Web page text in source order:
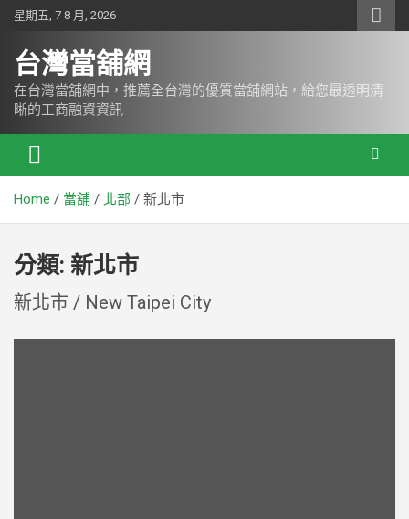
t
n
星期五, 7 8 月, 2026
台灣當舖網
在台灣當舖網中，推薦全台灣的優質當舖網站，給您最透明清
晰的工商融資資訊
Home 當舖 北部 新北市
分類: 新北市
新北市 / New Taipei City